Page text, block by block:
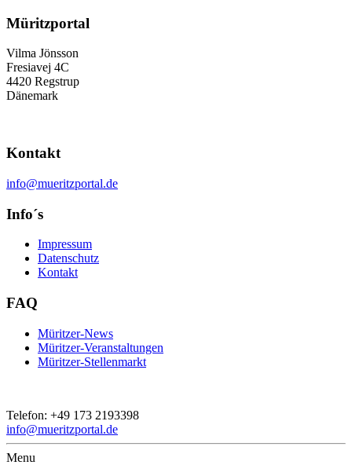
Müritzportal
Vilma Jönsson
Fresiavej 4C
4420 Regstrup
Dänemark
Kontakt
info@mueritzportal.de
Info´s
Impressum
Datenschutz
Kontakt
FAQ
Müritzer-News
Müritzer-Veranstaltungen
Müritzer-Stellenmarkt
Telefon: +49 173 2193398
info@mueritzportal.de
Menu